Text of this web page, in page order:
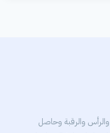
والرقبة وحاصل